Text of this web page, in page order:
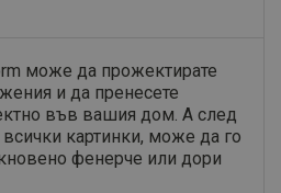
може да прожектирате
и да пренесете
във вашия дом. A след
всички картинки, може да го
фенерче или дори